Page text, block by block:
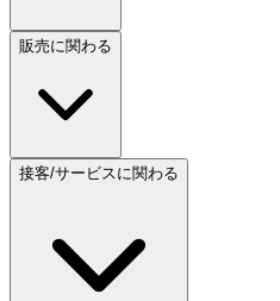
販売に関わる
接客/サービスに関わる